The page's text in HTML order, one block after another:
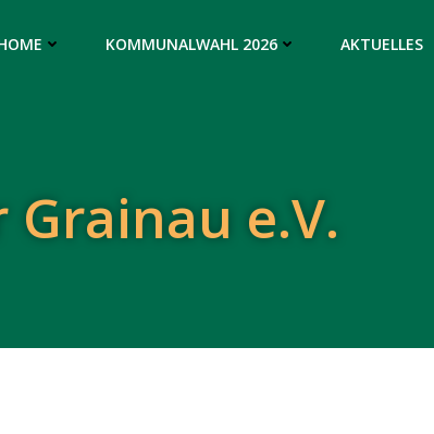
KOMMUNALWAHL 2026 AKTUELLES
e.V.